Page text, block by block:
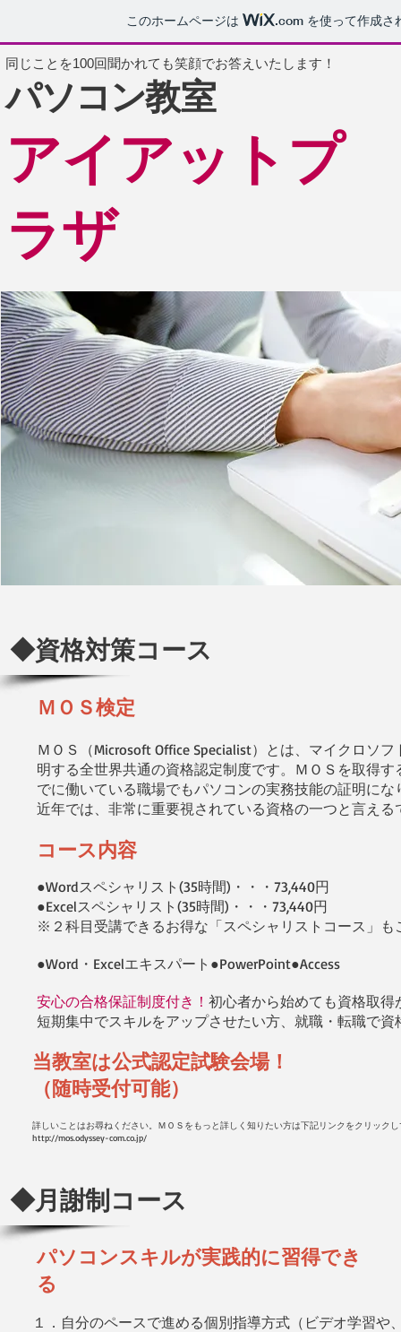
このホームページは .com を使って作成さ
パソコン教室
アイアットプ
ラザ
​同じことを100回聞かれても笑顔でお答えいたします！
◆資格対策コース
ＭＯＳ検定
ＭＯＳ（Microsoft Office Specialist）とは、マイクロソ
明する全世界共通の資格認定制度です。ＭＯＳを取得
でに働いている職場でもパソコンの実務技能の証明にな
近年では、非常に重要視されている資格の一つと言える
コース内容
●Wordスペシャリスト(35時間)・・・73,440円
●Excelスペシャリスト(35時間)・・・73,440円
※２科目受講できるお得な「スペシャリストコース」も
●Word・Excelエキスパート ●PowerPoint●Access
安心の合格保証制度付き！ 初心者から始めても資格取得
短期集中でスキルをアップさせたい方、就職・転職で
当教室は公式認定試験会場！
（随時受付可能）
詳しいことはお尋ねください。ＭＯＳをもっと詳しく知りたい方は下記リンクをクリック
http://mos.odyssey-com.co.jp/
◆月謝制コース
パソコンスキルが実践的に習得でき
る
１．自分のペースで進める個別指導方式（ビデオ学習や